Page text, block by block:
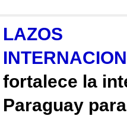
LAZOS
fortalece la
Paraguay